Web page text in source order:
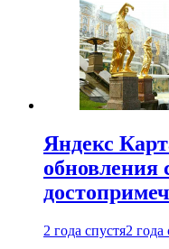
Яндекс
обновления
2 года спустя2 года